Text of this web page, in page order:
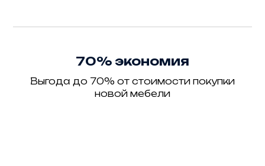
70% экономия
Выгода до 70% от стоимости покупки
новой мебели